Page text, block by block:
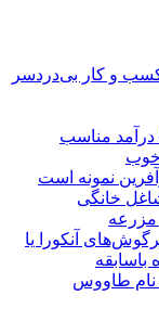
و کار بی‌دردسر
درآمد مناسب
خوب
خانگی
مزرعه
آنکورا یا
باسابقه
نام طاووس